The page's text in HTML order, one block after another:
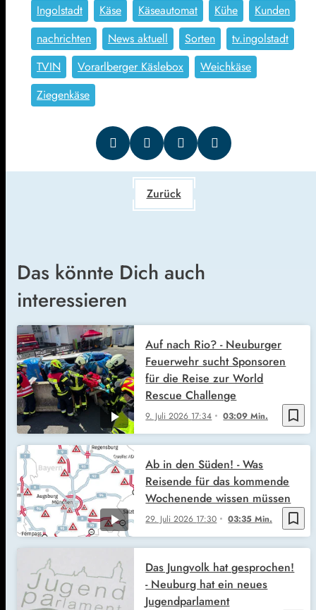
Ingolstadt
Käse Käseautomat Kühe
Kunden
nachrichten
News aktuell Sorten
tv.ingolstadt
TVIN
Vorarlberger Käslebox
Weichkäse
Ziegenkäse
Zurück
Das könnte Dich auch
interessieren
bookmark_border
9. Juli 2026 17:34 03:09 Min.
Auf nach Rio? - Neuburger
Feuerwehr sucht Sponsoren
für die Reise zur World
Rescue Challenge
bookmark_border
29. Juli 2026 17:30 03:35 Min.
Ab in den Süden! - Was
Reisende für das kommende
Wochenende wissen müssen
Das Jungvolk hat gesprochen!
- Neuburg hat ein neues
Jugendparlament